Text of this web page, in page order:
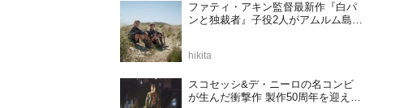
ファティ・アキン監督最新作『白パ
ンと独裁者』子役2人がアムルム島の
hikita
スコセッシ&デ・ニーロの名コンビ
が生んだ衝撃作 製作50周年を迎える